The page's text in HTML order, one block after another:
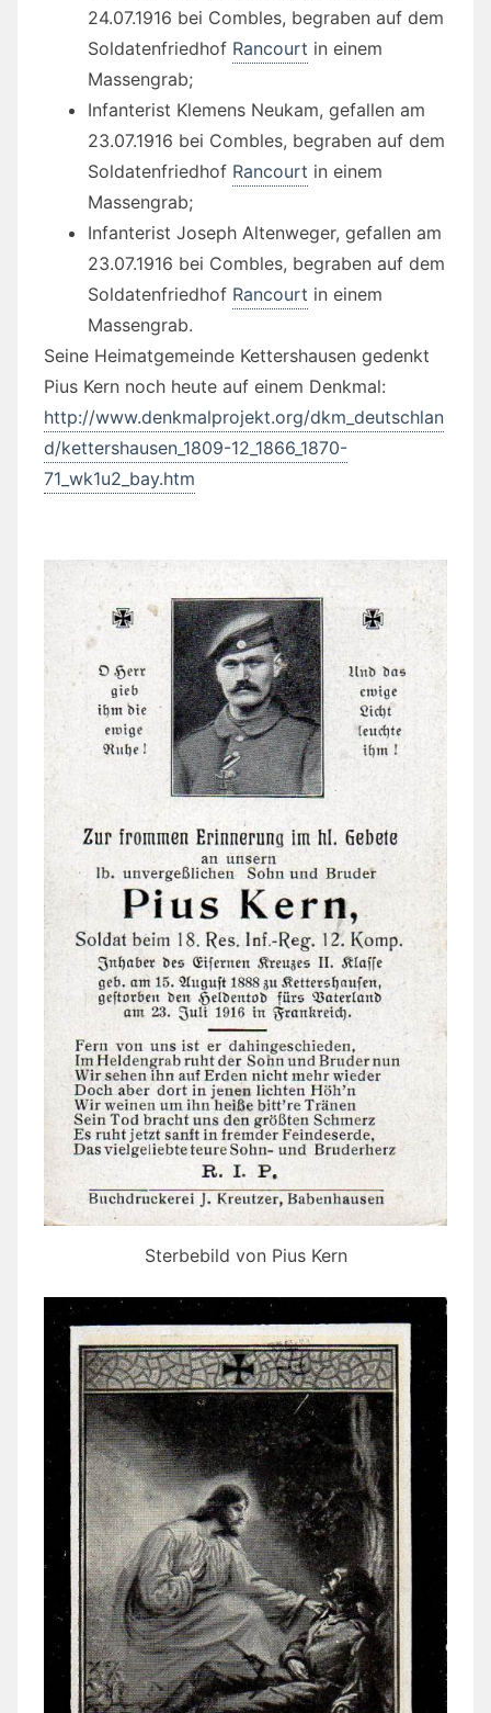
24.07.1916 bei Combles, begraben auf dem
Soldatenfriedhof Rancourt in einem
Massengrab;
Infanterist Klemens Neukam, gefallen am
23.07.1916 bei Combles, begraben auf dem
Soldatenfriedhof Rancourt in einem
Massengrab;
Infanterist Joseph Altenweger, gefallen am
23.07.1916 bei Combles, begraben auf dem
Soldatenfriedhof Rancourt in einem
Massengrab.
Seine Heimatgemeinde Kettershausen gedenkt
Pius Kern noch heute auf einem Denkmal:
http://www.denkmalprojekt.org/dkm_deutschlan
d/kettershausen_1809-12_1866_1870-
71_wk1u2_bay.htm
Sterbebild von Pius Kern